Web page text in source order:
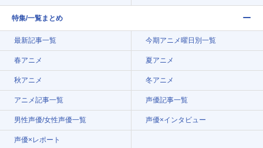
特集/一覧まとめ
最新記事一覧 今期アニメ曜日別一覧
春アニメ 夏アニメ
秋アニメ 冬アニメ
アニメ記事一覧 声優記事一覧
男性声優/女性声優一覧 声優×インタビュー
声優×レポート